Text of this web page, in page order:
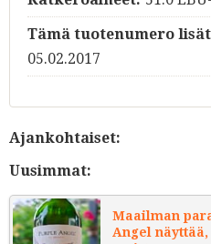
Tämä tuotenumero
05.02.2017
Ajankohtaiset:
Uusimmat:
Maailman
Angel